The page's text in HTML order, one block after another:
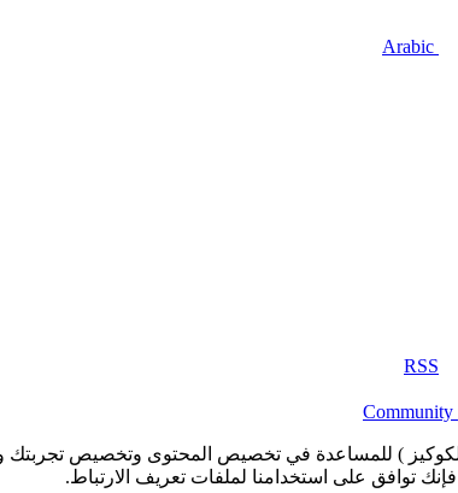
RSS
) للمساعدة في تخصيص المحتوى وتخصيص
توافق على استخدامنا لملفات تعريف الارتباط.